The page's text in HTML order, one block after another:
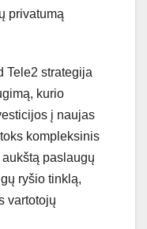
privatumą
Tele2 strategija
kurio
į naujas
kompleksinis
paslaugų
ryšio tinklą,
vartotojų